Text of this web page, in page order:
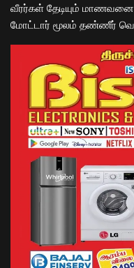
வீரர்கள் தேடியும்
மோட்டார் மூலம் தண்ணீர்